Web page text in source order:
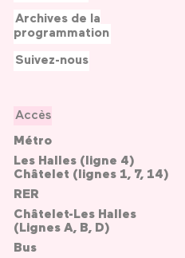
Accès
Métro
Les Halles (ligne 4)
Châtelet (lignes 1, 7, 14)
RER
Châtelet-Les Halles
(Lignes A, B, D)
Bus
Archives de la
programmation
Suivez-nous